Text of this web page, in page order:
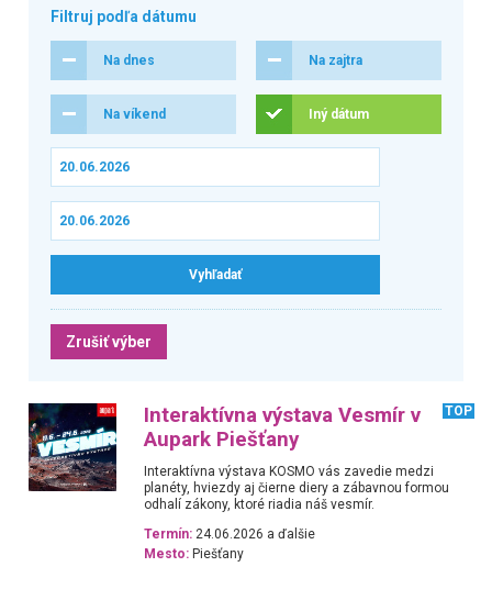
Filtruj podľa dátumu
Na dnes Na zajtra
Na víkend Iný dátum
Zrušiť výber
Interaktívna výstava Vesmír v
Aupark Piešťany
TOP
Interaktívna výstava KOSMO vás zavedie medzi
planéty, hviezdy aj čierne diery a zábavnou formou
odhalí zákony, ktoré riadia náš vesmír.
Termín: 24.06.2026 a ďalšie
Mesto: Piešťany